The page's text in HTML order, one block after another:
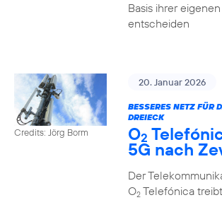
Basis ihrer
entscheiden
Credits: Jörg Borm
20. Januar 2026
BESSERES NETZ FÜR
DREIECK
O2
5G nach
Der
O2Telefónica